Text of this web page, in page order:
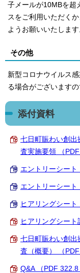
子メールが10MBを超
スをご利用いただく
ようお願いいたします
その他
新型コロナウイルス
る場合がございます
添付資料
七日町賑わい創出
査実施要領 （PDF
エントリーシート
エントリーシート
ヒアリングシート
ヒアリングシート
七日町賑わい創出
査（概要） （PDF
Q&A （PDF 322.8